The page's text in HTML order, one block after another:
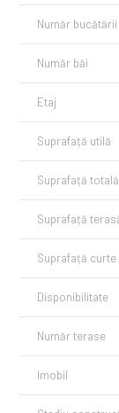
Hol acces + spații
Etaj:
Dormitor
Dormitor: 13,4 mp
Două băi: 4 mp și
Dressing: 3.1 mp
Hol etaj: 4.7
Casa scarii 6,8 mp
Terasa 5,4 mp
Pod locuibil : 75 mp
În plus,
suplimentar extrem
Construcția este
Încălzire în
Număr bucătării
Număr băi
Etaj
Suprafață utilă
Suprafață totală
Suprafață
Suprafață curte
Disponibilitate
Număr terase
Imobil